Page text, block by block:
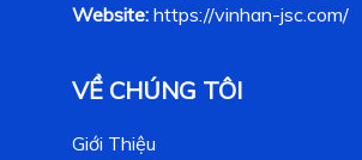
Website: https://vinhan-jsc.com/
VỀ CHÚNG TÔI
Giới Thiệu